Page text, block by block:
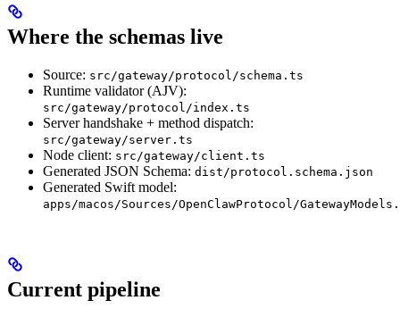
Where the schemas live
Source: src/gateway/protocol/schema.ts
Runtime validator (AJV):
src/gateway/protocol/index.ts
Server handshake + method dispatch:
src/gateway/server.ts
Node client: src/gateway/client.ts
Generated JSON Schema: dist/protocol.schema.json
Generated Swift model:
apps/macos/Sources/OpenClawProtocol/
Current pipeline